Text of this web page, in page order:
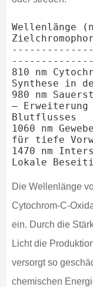
Wellenlänge
810 nm
Synthese in
980 nm
– Erweiterung
Blutflusses
1060 nm
für tiefe
1470 nm
Die Wellenlänge
Cytochrom-C-
ein. Durch die
Licht die
versorgt so
chemischen